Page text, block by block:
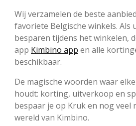
Wij verzamelen de beste
favoriete Belgische winkels. Als
besparen tijdens het winkelen,
app Kimbino app en alle
beschikbaar.
De magische woorden waar
houdt: korting, uitverkoop en
bespaar je op Kruk en nog veel
wereld van Kimbino.